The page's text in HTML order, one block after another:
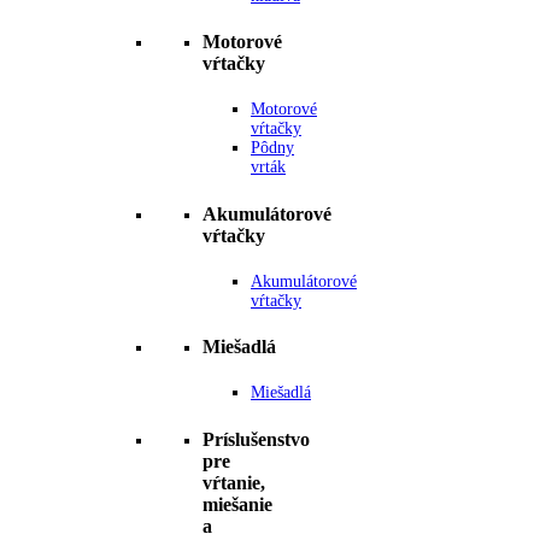
Motorové
vŕtačky
Motorové
vŕtačky
Pôdny
vrták
Akumulátorové
vŕtačky
Akumulátorové
vŕtačky
Miešadlá
Miešadlá
Príslušenstvo
pre
vŕtanie,
miešanie
a